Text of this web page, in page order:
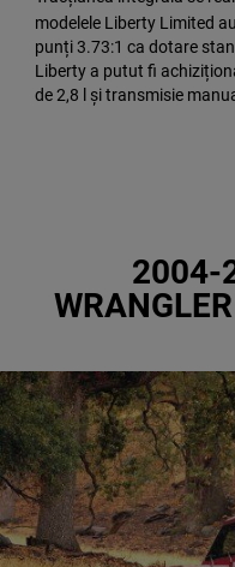
modelele Liberty Limited
punți 3.73:1 ca dotare
Liberty a putut fi
de 2,8 l și transmisie
2004-